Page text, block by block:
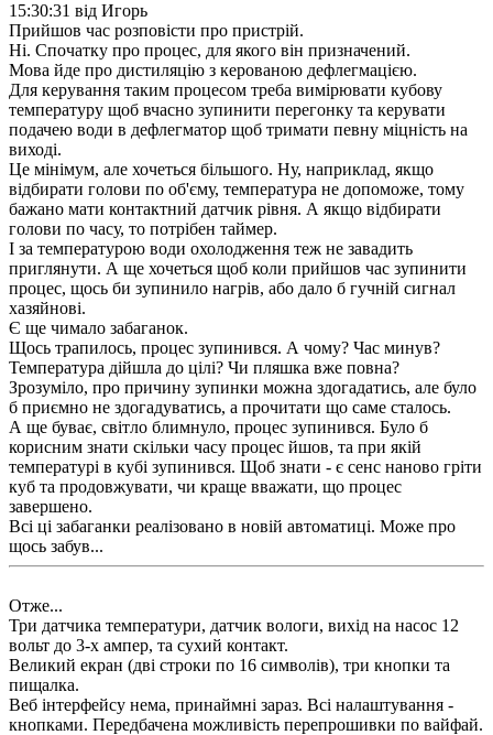
15:30:31 від Игорь
Прийшов час розповісти про пристрій.
Ні. Спочатку про процес, для якого він призначений.
Мова йде про дистиляцію з керованою дефлегмацією.
Для керування таким процесом треба вимірювати кубову
температуру щоб вчасно зупинити перегонку та керувати
подачею води в дефлегматор щоб тримати певну міцність на
виході.
Це мінімум, але хочеться більшого. Ну, наприклад, якщо
відбирати голови по об'єму, температура не допоможе, тому
бажано мати контактний датчик рівня. А якщо відбирати
голови по часу, то потрібен таймер.
І за температурою води охолодження теж не завадить
приглянути. А ще хочеться щоб коли прийшов час зупинити
процес, щось би зупинило нагрів, або дало б гучній сигнал
хазяйнові.
Є ще чимало забаганок.
Щось трапилось, процес зупинився. А чому? Час минув?
Температура дійшла до цілі? Чи пляшка вже повна?
Зрозуміло, про причину зупинки можна здогадатись, але було
б приємно не здогадуватись, а прочитати що саме сталось.
А ще буває, світло блимнуло, процес зупинився. Було б
корисним знати скільки часу процес йшов, та при якій
температурі в кубі зупинився. Щоб знати - є сенс наново гріти
куб та продовжувати, чи краще вважати, що процес
завершено.
Всі ці забаганки реалізовано в новій автоматиці. Може про
щось забув...
Отже...
Три датчика температури, датчик вологи, вихід на насос 12
вольт до 3-х ампер, та сухий контакт.
Великий екран (дві строки по 16 символів), три кнопки та
пищалка.
Веб інтерфейсу нема, принаймні зараз. Всі налаштування -
кнопками. Передбачена можливість перепрошивки по вайфай.